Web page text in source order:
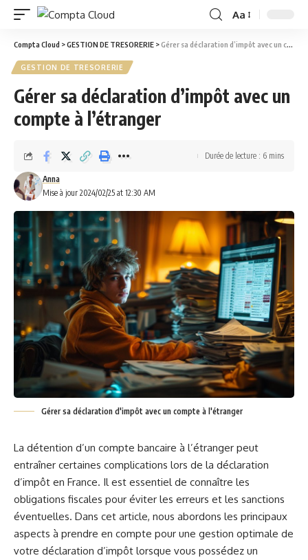
Aa
Compta Cloud >GESTION DE TRESORERIE >Gérer sa déclaration d’impôt avec un compte à l’étranger
GESTION DE TRESORERIE
Gérer sa déclaration d’impôt avec un
compte à l’étranger
Mise à jour 2024/02/25 at 12:30 AM
Anna
Durée de lecture : 6 mins
Gérer sa déclaration d'impôt avec un compte à l'étranger
La détention d’un compte bancaire à l’étranger peut
entraîner certaines complications lors de la déclaration
d’impôt en France. Il est essentiel de connaître les
obligations fiscales pour éviter les erreurs et les sanctions
éventuelles. Dans cet article, nous abordons les principaux
aspects à prendre en compte pour une gestion optimale de
votre déclaration d’impôt lorsque vous possédez un